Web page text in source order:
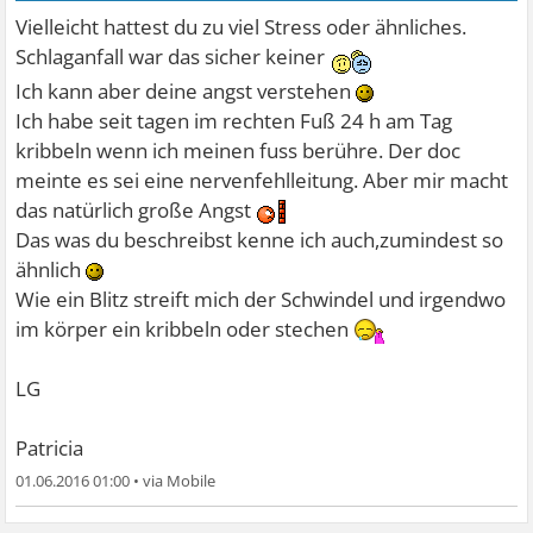
Vielleicht hattest du zu viel Stress oder ähnliches.
Schlaganfall war das sicher keiner
Ich kann aber deine angst verstehen
Ich habe seit tagen im rechten Fuß 24 h am Tag
kribbeln wenn ich meinen fuss berühre. Der doc
meinte es sei eine nervenfehlleitung. Aber mir macht
das natürlich große Angst
Das was du beschreibst kenne ich auch,zumindest so
ähnlich
Wie ein Blitz streift mich der Schwindel und irgendwo
im körper ein kribbeln oder stechen
LG
Patricia
01.06.2016 01:00 •